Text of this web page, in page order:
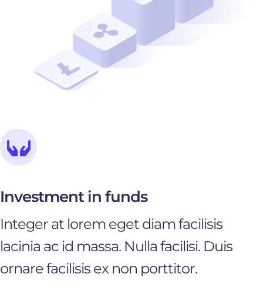
Investment in funds
Integer at lorem eget diam facilisis
lacinia ac id massa. Nulla facilisi. Duis
ornare facilisis ex non porttitor.